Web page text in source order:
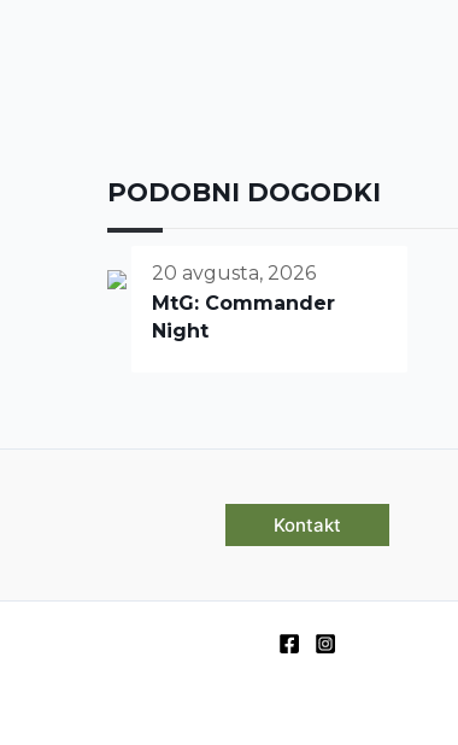
PODOBNI DOGODKI
20 avgusta, 2026
MtG: Commander
Night
Kontakt